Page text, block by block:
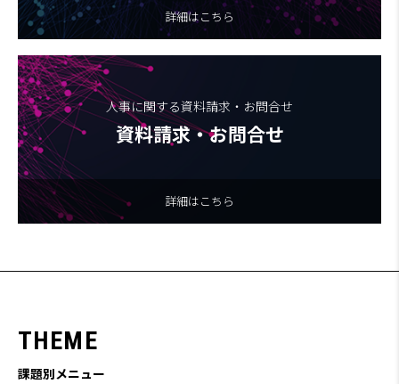
詳細はこちら
人事に関する資料請求・お問合せ
資料請求・お問合せ
詳細はこちら
THEME
課題別メニュー